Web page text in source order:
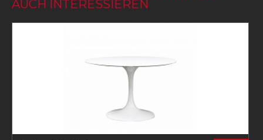
AUCH INTERESSIEREN